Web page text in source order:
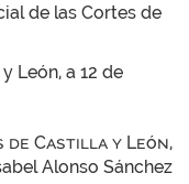
de las Cortes de
León, a 12 de
de Castilla y León,
Alonso Sánchez